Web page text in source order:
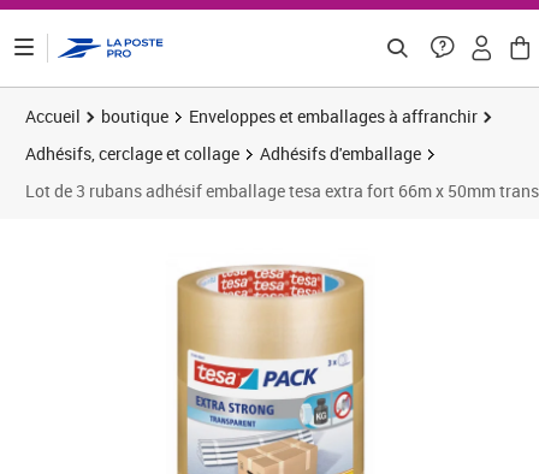
Accueil boutique
Enveloppes et emballages à affranchir
Adhésifs, cerclage et collage
Adhésifs d'emballage
Lot de 3 rubans adhésif emballage tesa extra fort 66m x 50mm